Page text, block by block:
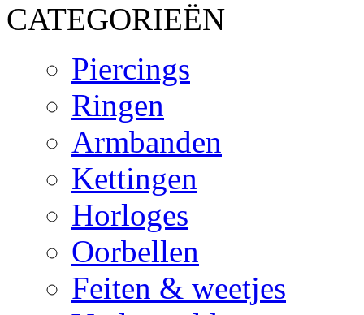
CATEGORIEËN
Piercings
Ringen
Armbanden
Kettingen
Horloges
Oorbellen
Feiten & weetjes